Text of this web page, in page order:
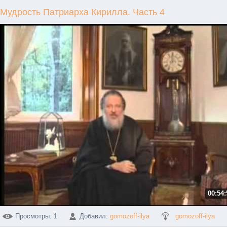
Мудрость Патриарха Кирилла. Часть 4
Просмотры: 1 Добавил: gomozoff-ilya gomozoff-ilya